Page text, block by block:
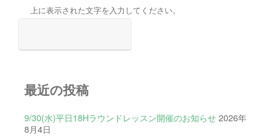
上に表示された文字を入力してください。
最近の投稿
9/30(水)平日18Hラウンドレッスン開催のお知らせ 2026年
8月4日